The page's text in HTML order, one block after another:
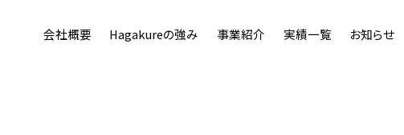
会社概要 Hagakureの強み 事業紹介 実績一覧 お知らせ